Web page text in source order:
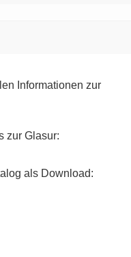
Informationen zur
zur Glasur:
als Download: